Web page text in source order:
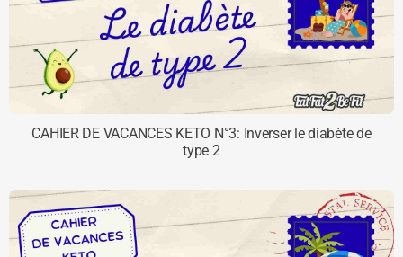
CAHIER DE VACANCES KETO N°3: Inverser le diabète de
type 2